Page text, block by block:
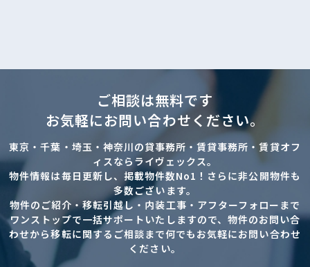
住所
から探す
路線・駅
から探す
ご相談は無料です
お気軽にお問い合わせください。
東京・千葉・埼玉・神奈川の貸事務所・賃貸事務所・賃貸オフ
ィスならライヴェックス。
物件情報は毎日更新し、掲載物件数No1！さらに非公開物件も
多数ございます。
物件のご紹介・移転引越し・内装工事・アフターフォローまで
ワンストップで一括サポートいたしますので、物件のお問い合
わせから移転に関するご相談まで何でもお気軽にお問い合わせ
ください。